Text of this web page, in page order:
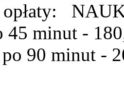
opłaty:
45 minut -
90 minut -